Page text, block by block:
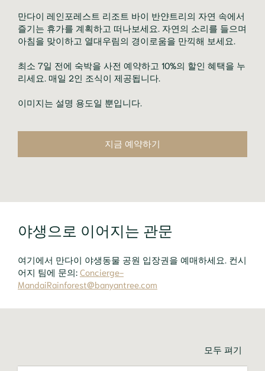
만다이 레인포레스트 리조트 바이 반얀트리의 자연 속에서
즐기는 휴가를 계획하고 떠나보세요. 자연의 소리를 들으며
아침을 맞이하고 열대우림의 경이로움을 만끽해 보세요.
최소 7일 전에 숙박을 사전 예약하고 10%의 할인 혜택을 누
리세요. 매일 2인 조식이 제공됩니다.
이미지는 설명 용도일 뿐입니다.
지금 예약하기
야생으로 이어지는 관문
여기에서 만다이 야생동물 공원 입장권을 예매하세요. 컨시
어지 팀에 문의: Concierge-
MandaiRainforest@banyantree.com
모두 펴기